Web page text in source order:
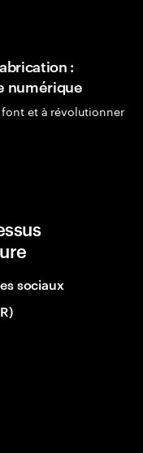
:
numérique
et à révolutionner
sociaux